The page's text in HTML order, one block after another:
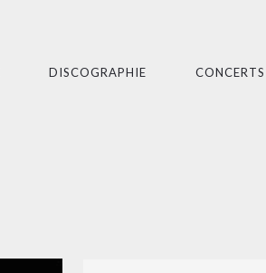
DISCOGRAPHIE CONCERTS